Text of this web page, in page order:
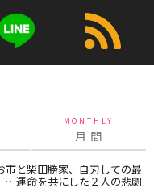
MONTHLY
月 間
市と柴田勝家、自刃しての最
…運命を共にした２人の悲劇